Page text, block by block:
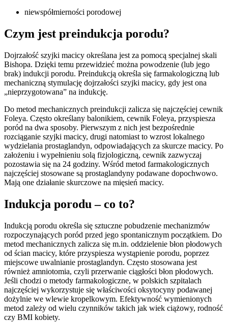
niewspółmierności porodowej
Czym jest preindukcja porodu?
Dojrzałość szyjki macicy określana jest za pomocą specjalnej skali
Bishopa. Dzięki temu przewidzieć można powodzenie (lub jego
brak) indukcji porodu. Preindukcją określa się farmakologiczną lub
mechaniczną stymulację dojrzałości szyjki macicy, gdy jest ona
„nieprzygotowana” na indukcję.
Do metod mechanicznych preindukcji zalicza się najczęściej cewnik
Foleya. Często określany balonikiem, cewnik Foleya, przyspiesza
poród na dwa sposoby. Pierwszym z nich jest bezpośrednie
rozciąganie szyjki macicy, drugi natomiast to wzrost lokalnego
wydzielania prostaglandyn, odpowiadających za skurcze macicy. Po
założeniu i wypełnieniu solą fizjologiczną, cewnik zazwyczaj
pozostawia się na 24 godziny. Wśród metod farmakologicznych
najczęściej stosowane są prostaglandyny podawane dopochwowo.
Mają one działanie skurczowe na mięsień macicy.
Indukcja porodu – co to?
Indukcją porodu określa się sztuczne pobudzenie mechanizmów
rozpoczynających poród przed jego spontanicznym początkiem. Do
metod mechanicznych zalicza się m.in. oddzielenie błon płodowych
od ścian macicy, które przyspiesza wystąpienie porodu, poprzez
miejscowe uwalnianie prostaglandyn. Często stosowana jest
również amniotomia, czyli przerwanie ciągłości błon płodowych.
Jeśli chodzi o metody farmakologiczne, w polskich szpitalach
najczęściej wykorzystuje się właściwości oksytocyny podawanej
dożylnie we wlewie kropelkowym. Efektywność wymienionych
metod zależy od wielu czynników takich jak wiek ciążowy, rodność
czy BMI kobiety.